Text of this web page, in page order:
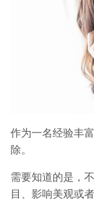
作为一名经验丰
除。
需要知道的是，
目、影响美观或